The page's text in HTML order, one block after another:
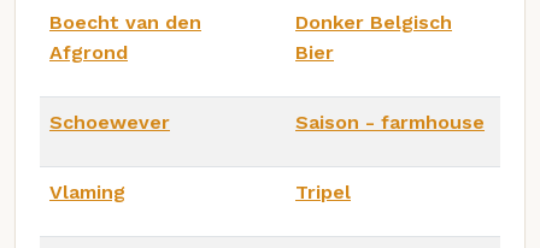
Boecht van den
Afgrond
Donker Belgisch
Bier
Schoewever Saison - farmhouse
Vlaming Tripel